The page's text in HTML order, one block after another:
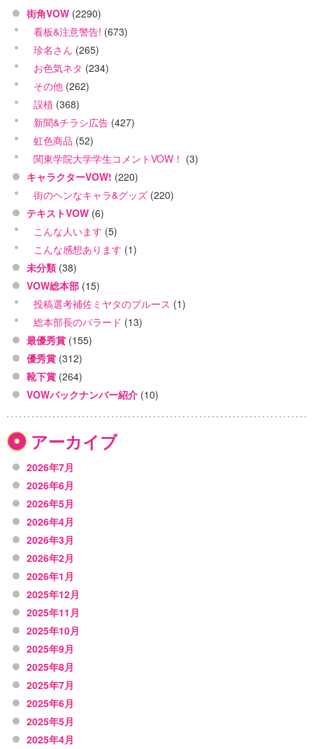
街角VOW (2290)
看板&注意警告! (673)
珍名さん (265)
お色気ネタ (234)
その他 (262)
誤植 (368)
新聞&チラシ広告 (427)
虹色商品 (52)
関東学院大学学生コメントVOW！ (3)
キャラクターVOW! (220)
街のヘンなキャラ&グッズ (220)
テキストVOW (6)
こんな人います (5)
こんな感想あります (1)
未分類 (38)
VOW総本部 (15)
投稿選考補佐ミヤタのブルース (1)
総本部長のバラード (13)
最優秀賞 (155)
優秀賞 (312)
靴下賞 (264)
VOWバックナンバー紹介 (10)
アーカイブ
2026年7月
2026年6月
2026年5月
2026年4月
2026年3月
2026年2月
2026年1月
2025年12月
2025年11月
2025年10月
2025年9月
2025年8月
2025年7月
2025年6月
2025年5月
2025年4月